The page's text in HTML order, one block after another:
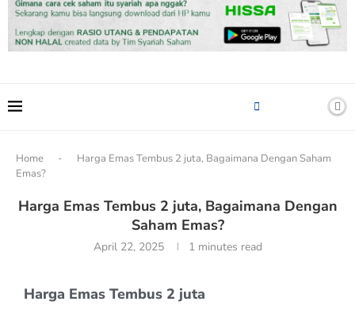
Home -
Harga Emas Tembus 2 juta, Bagaimana Dengan Saham
Emas?
Harga Emas Tembus 2 juta, Bagaimana Dengan
Saham Emas?
April 22, 2025 1 minutes read
Harga Emas Tembus 2 juta